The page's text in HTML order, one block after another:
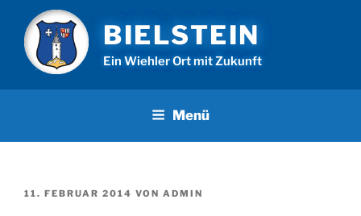
Inhalt
springen
BIELSTEIN
Ein Wiehler Ort mit Zukunft
Menü
VERÖFFENTLICHT
11. FEBRUAR 2014 VON ADMIN